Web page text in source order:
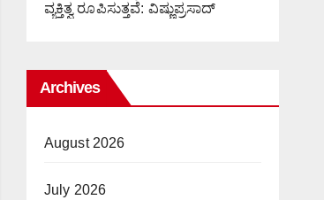
ವ್ಯಕ್ತಿತ್ವ ರೂಪಿಸುತ್ತವೆ: ವಿಷ್ಣುಪ್ರಸಾದ್
Archives
August 2026
July 2026